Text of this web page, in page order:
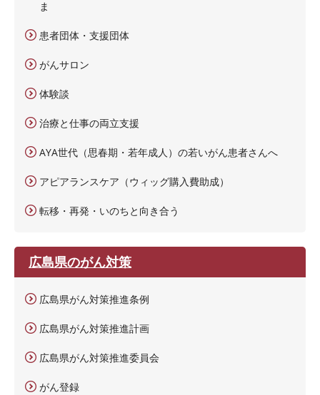
ま
患者団体・支援団体
がんサロン
体験談
治療と仕事の両立支援
AYA世代（思春期・若年成人）の若いがん患者さんへ
アピアランスケア（ウィッグ購入費助成）
転移・再発・いのちと向き合う
広島県のがん対策
広島県がん対策推進条例
広島県がん対策推進計画
広島県がん対策推進委員会
がん登録